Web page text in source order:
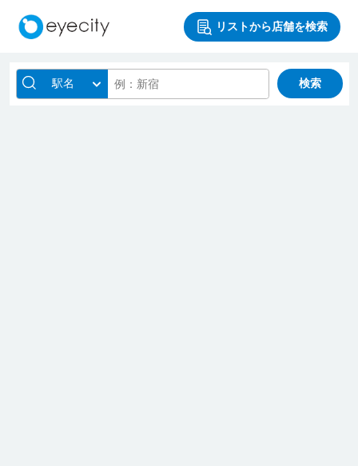
リストから店舗を検索
駅名 検索